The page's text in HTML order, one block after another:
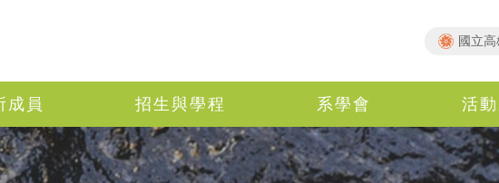
成員 招生與學程 系學會 活
國立